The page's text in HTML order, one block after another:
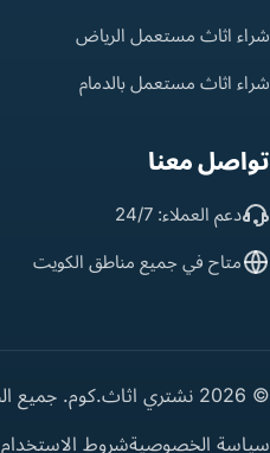
شراء اثاث مستعمل الرياض
شراء اثاث مستعمل بالدمام
تواصل معنا
دعم العملاء: 24/7
متاح في جميع مناطق الكويت
© 2026 نشتري اثاث.كوم. جميع الحقوق محفوظة.
سياسة الخصوصيةشروط الاستخدام